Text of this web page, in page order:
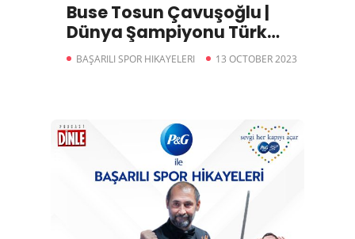
Buse Tosun Çavuşoğlu |
Dünya Şampiyonu Türk
Güreşçi
BAŞARILI SPOR HIKAYELERI 13 OCTOBER 2023